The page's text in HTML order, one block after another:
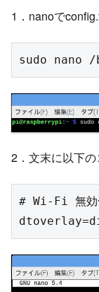
1．nanoで
sudo nano
2．文末に以下の
# Wi-Fi 無